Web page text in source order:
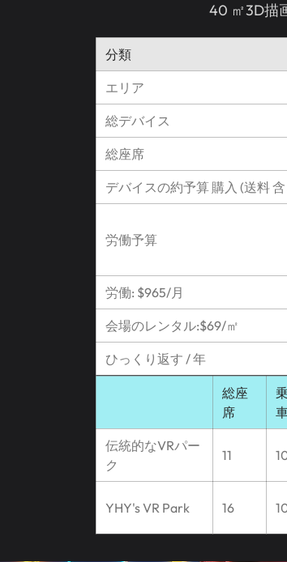
40 ㎡3D描
分類
エリア
総デバイス
総座席
デバイスの約予算 購入 (送料
労働予算
労働: $965/月
会場のレンタル:$69/㎡
ひっくり返す / 年
総座
席
伝統的なVRパー
ク
11
YHY's VR Park 16